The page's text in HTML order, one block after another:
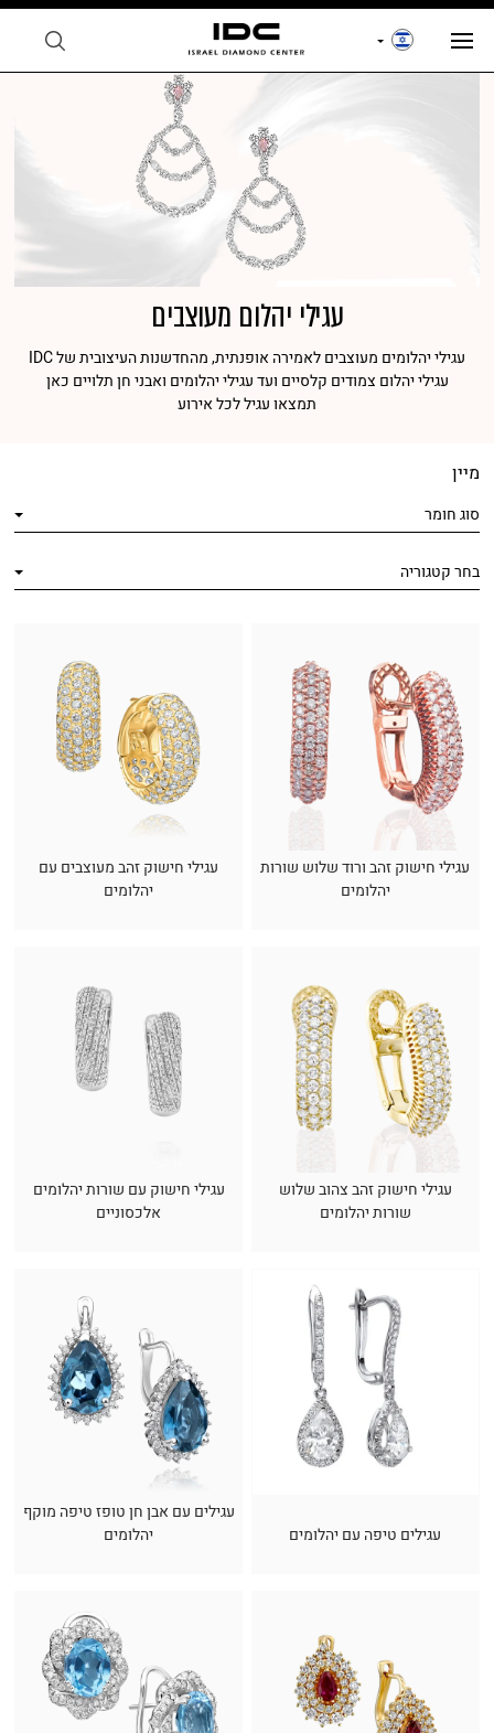
עגילי יהלום מעוצבים
עגילי יהלומים מעוצבים לאמירה אופנתית, מהחדשנות העיצובית של IDC
עגילי יהלום צמודים קלסיים ועד עגילי יהלומים ואבני חן תלויים כאן
תמצאו עגיל לכל אירוע
מיין
סוג חומר
בחר קטגוריה
עגילי חישוק זהב ורוד שלוש שורות
יהלומים
עגילי חישוק זהב מעוצבים עם
יהלומים
עגילי חישוק זהב צהוב שלוש
שורות יהלומים
עגילי חישוק עם שורות יהלומים
אלכסוניים
עגילים טיפה עם יהלומים
עגילים עם אבן חן טופז טיפה מוקף
יהלומים